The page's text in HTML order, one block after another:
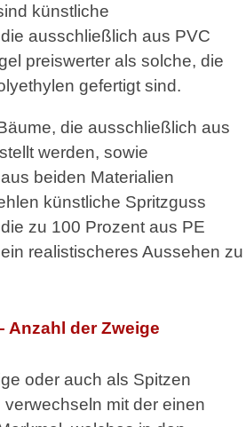
künstliche
ausschließlich aus PVC
preiswerter als solche, die
gefertigt sind.
die ausschließlich aus
werden, sowie
beiden Materialien
künstliche Spritzguss
zu 100 Prozent aus PE
realistischeres Aussehen zu
Anzahl der Zweige
oder auch als Spitzen
mit der einen